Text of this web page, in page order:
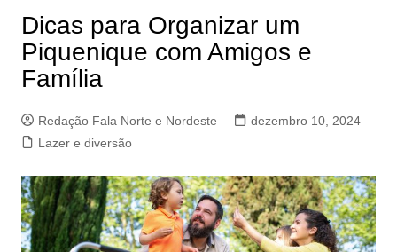
Dicas para Organizar um
Piquenique com Amigos e
Família
Redação Fala Norte e Nordeste
dezembro 10, 2024
Lazer e diversão